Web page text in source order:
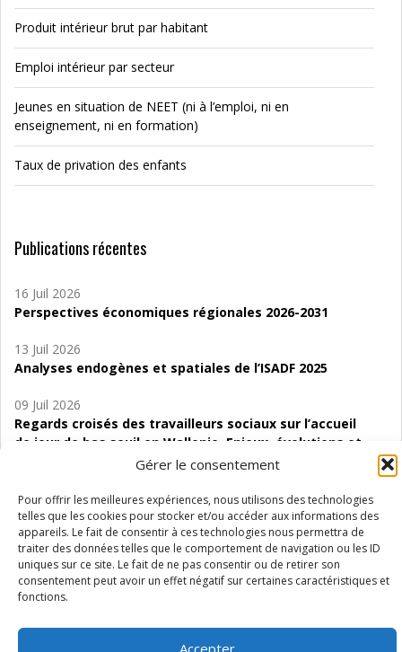
Gérer le consentement
Pour offrir les meilleures expériences, nous utilisons des technologies
telles que les cookies pour stocker et/ou accéder aux informations des
appareils. Le fait de consentir à ces technologies nous permettra de
traiter des données telles que le comportement de navigation ou les ID
uniques sur ce site. Le fait de ne pas consentir ou de retirer son
consentement peut avoir un effet négatif sur certaines caractéristiques et
fonctions.
Accepter
Produit intérieur brut par habitant
Emploi intérieur par secteur
Jeunes en situation de NEET (ni à l’emploi, ni en
enseignement, ni en formation)
Taux de privation des enfants
Publications récentes
16 Juil 2026
Perspectives économiques régionales 2026-2031
13 Juil 2026
Analyses endogènes et spatiales de l’ISADF 2025
09 Juil 2026
Regards croisés des travailleurs sociaux sur l’accueil
de jour de bas seuil en Wallonie. Enjeux, évolutions et
06 Juil 2026
Étude d’évaluabilité des Structures
d’accompagnement à l’autocréation d’emploi (SAACE)
01 Juil 2026
Pénurie du personnel infirmier :quels indicateurs
Wallonie ?